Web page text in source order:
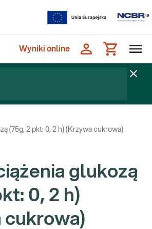
Wyniki online
(75g, 2 pkt: 0, 2 h) (Krzywa cukrowa)
glukozą
0, 2 h)
cukrowa)